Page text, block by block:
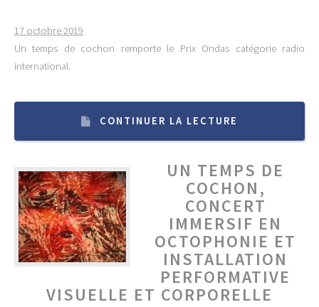
17 octobre 2019
Un temps de cochon remporte le Prix Ondas catégorie radio
international.
CONTINUER LA LECTURE
UN TEMPS DE
COCHON,
CONCERT
IMMERSIF EN
OCTOPHONIE ET
INSTALLATION
PERFORMATIVE
VISUELLE ET CORPORELLE